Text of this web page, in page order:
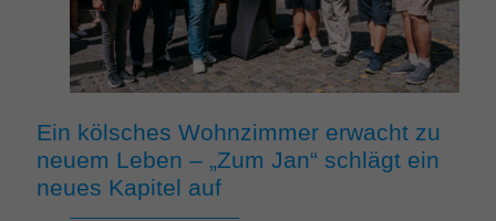
Ein kölsches Wohnzimmer erwacht zu
neuem Leben – „Zum Jan“ schlägt ein
neues Kapitel auf